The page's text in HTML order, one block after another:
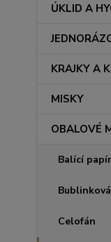
ÚKLID A
KRAJKY A
MISKY
OBALOVÉ
Balící papír
Celofán